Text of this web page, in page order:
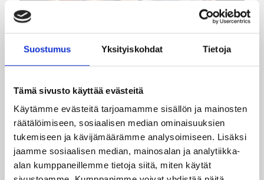
Suostumus Yksityiskohdat Tietoja
Tämä sivusto käyttää evästeitä
Käytämme evästeitä tarjoamamme sisällön ja mainosten
räätälöimiseen, sosiaalisen median ominaisuuksien
tukemiseen ja kävijämäärämme analysoimiseen. Lisäksi
jaamme sosiaalisen median, mainosalan ja analytiikka-
alan kumppaneillemme tietoja siitä, miten käytät
EM-kilpailut 06.08.2026 21:08
Suomen 16-vuotiaat pojat
aloittivat EM-turnauksen
tappiolla Bulgarialle